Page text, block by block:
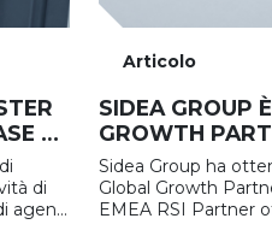
DI
di
agenti
Articolo
SIDEA GROUP
GROWTH
YEAR E EMEA
OF THE YEAR
Sidea Group ha
Global Growth
EMEA RSI Partner